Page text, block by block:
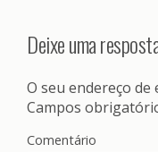
Deixe uma
O seu endereço
Campos
Comentário